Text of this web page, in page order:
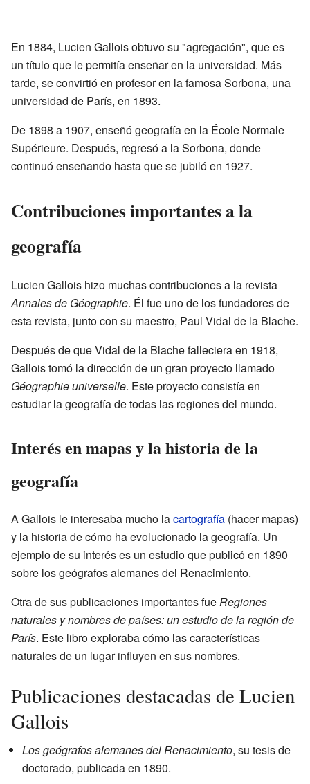
En 1884, Lucien Gallois obtuvo su "agregación", que es
un título que le permitía enseñar en la universidad. Más
tarde, se convirtió en profesor en la famosa Sorbona, una
universidad de París, en 1893.
De 1898 a 1907, enseñó geografía en la École Normale
Supérieure. Después, regresó a la Sorbona, donde
continuó enseñando hasta que se jubiló en 1927.
Contribuciones importantes a la
geografía
Lucien Gallois hizo muchas contribuciones a la revista
Annales de Géographie. Él fue uno de los fundadores de
esta revista, junto con su maestro, Paul Vidal de la Blache.
Después de que Vidal de la Blache falleciera en 1918,
Gallois tomó la dirección de un gran proyecto llamado
Géographie universelle. Este proyecto consistía en
estudiar la geografía de todas las regiones del mundo.
Interés en mapas y la historia de la
geografía
A Gallois le interesaba mucho lacartografía (hacer mapas)
y la historia de cómo ha evolucionado la geografía. Un
ejemplo de su interés es un estudio que publicó en 1890
sobre los geógrafos alemanes del Renacimiento.
Otra de sus publicaciones importantes fueRegiones
naturales y nombres de países: un estudio de la región de
París. Este libro exploraba cómo las características
naturales de un lugar influyen en sus nombres.
Publicaciones destacadas de Lucien
Gallois
Los geógrafos alemanes del Renacimiento, su tesis de
doctorado, publicada en 1890.